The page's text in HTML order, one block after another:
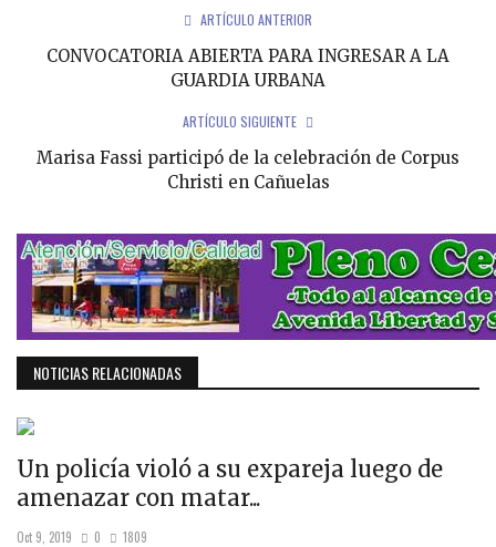
ARTÍCULO ANTERIOR
CONVOCATORIA ABIERTA PARA INGRESAR A LA
GUARDIA URBANA
ARTÍCULO SIGUIENTE
Marisa Fassi participó de la celebración de Corpus
Christi en Cañuelas
NOTICIAS RELACIONADAS
Un policía violó a su expareja luego de
amenazar con matar...
Oct 9, 2019 0 1809